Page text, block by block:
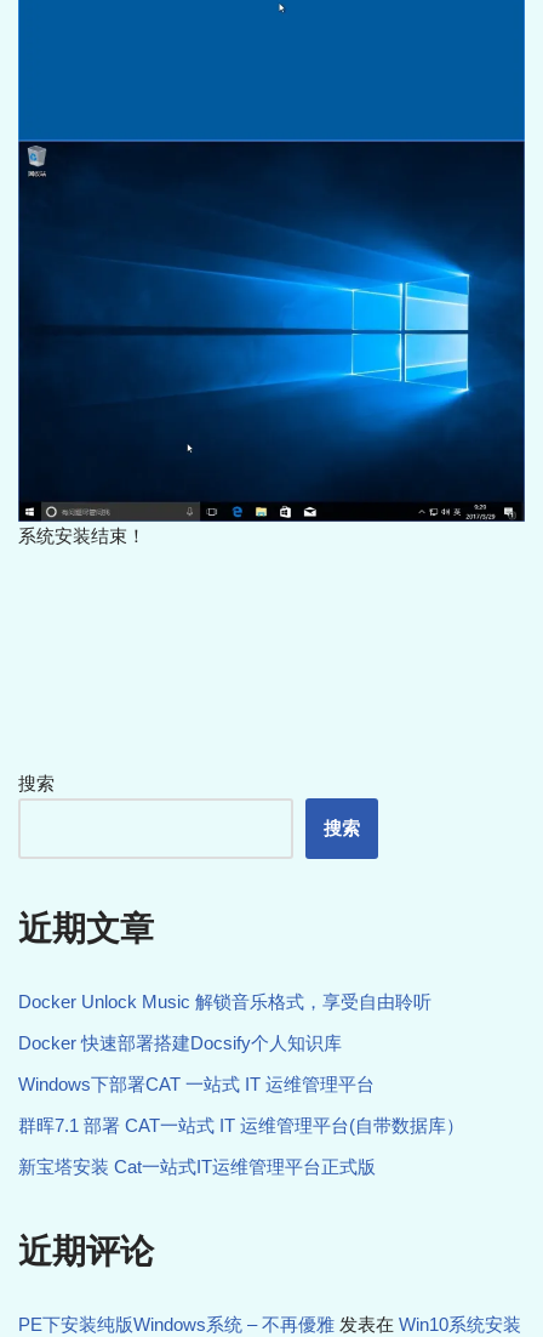
系统安装结束！
搜索
搜索
近期文章
Docker Unlock Music 解锁音乐格式，享受自由聆听
Docker 快速部署搭建Docsify个人知识库
Windows下部署CAT 一站式 IT 运维管理平台
群晖7.1 部署 CAT一站式 IT 运维管理平台(自带数据库）
新宝塔安装 Cat一站式IT运维管理平台正式版
近期评论
PE下安装纯版Windows系统 – 不再優雅 发表在 Win10系统安装